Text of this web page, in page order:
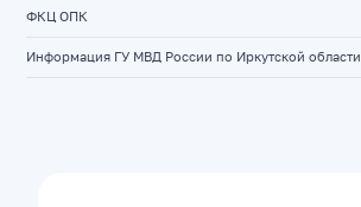
ФКЦ ОПК
Информация ГУ МВД России по Иркутской области